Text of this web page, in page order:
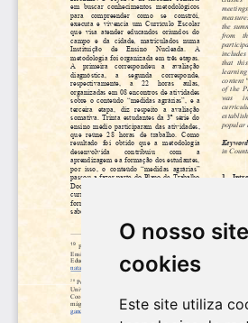
O nosso
cookies
Este site utiliza